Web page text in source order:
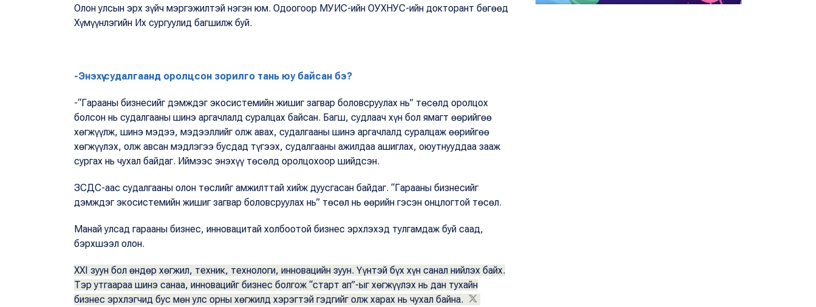
Олон улсын эрх зүйч мэргэжилтэй нэгэн юм. Одоогоор МУИС-ийн ОУХНУС-ийн докторант бөгөөд
Хүмүүнлэгийн Их сургуулид багшилж буй.
-Энэхүү судалгаанд оролцсон зорилго тань юу байсан бэ?
-“Гарааны бизнесийг дэмждэг экосистемийн жишиг загвар боловсруулах нь” төсөлд оролцох
болсон нь судалгааны шинэ аргачлалд суралцах байсан. Багш, судлаач хүн бол ямагт өөрийгөө
хөгжүүлж, шинэ мэдээ, мэдээллийг олж авах, судалгааны шинэ аргачлалд суралцаж өөрийгөө
хөгжүүлэх, олж авсан мэдлэгээ бусдад түгээх, судалгааны ажилдаа ашиглах, оюутнууддаа зааж
сургах нь чухал байдаг. Иймээс энэхүү төсөлд оролцохоор шийдсэн.
ЗСДС-аас судалгааны олон төслийг амжилттай хийж дуусгасан байдаг. “Гарааны бизнесийг
дэмждэг экосистемийн жишиг загвар боловсруулах нь” төсөл нь өөрийн гэсэн онцлогтой төсөл.
Манай улсад гарааны бизнес, инновацитай холбоотой бизнес эрхлэхэд тулгамдаж буй саад,
бэрхшээл олон.
XXI зуун бол өндөр хөгжил, техник, технологи, инновацийн зуун. Үүнтэй бүх хүн санал нийлэх байх.
Тэр утгаараа шинэ санаа, инновацийг бизнес болгож “старт ап”-ыг хөгжүүлэх нь дан тухайн
бизнес эрхлэгчид бус мөн улс орны хөгжилд хэрэгтэй гэдгийг олж харах нь чухал байна.